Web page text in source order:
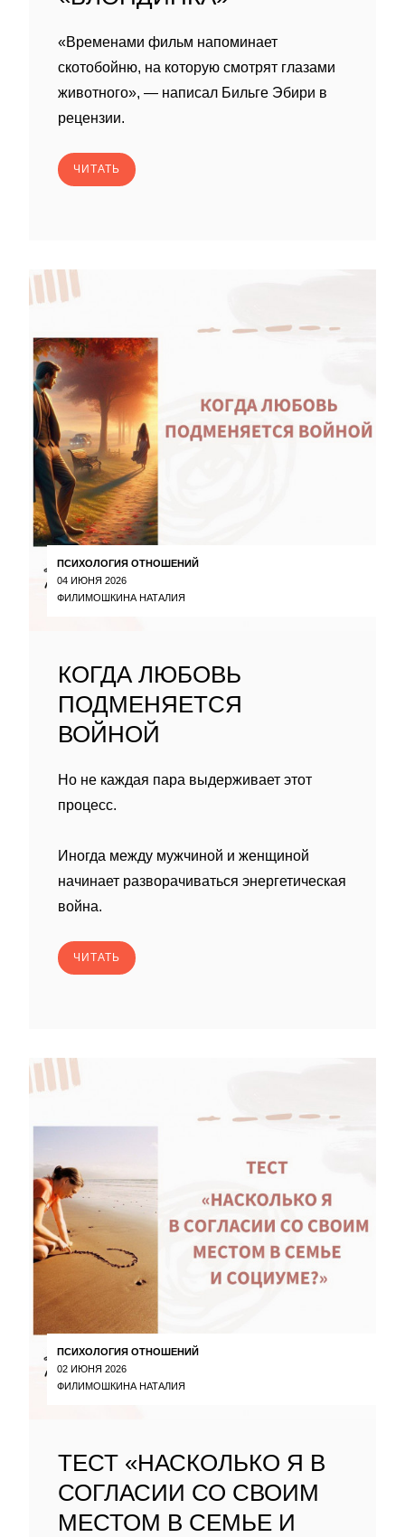
«Временами фильм напоминает
скотобойню, на которую смотрят глазами
животного», — написал Бильге Эбири в
рецензии.
ЧИТАТЬ
ПСИХОЛОГИЯ ОТНОШЕНИЙ
04 ИЮНЯ 2026
ФИЛИМОШКИНА НАТАЛИЯ
КОГДА ЛЮБОВЬ
ПОДМЕНЯЕТСЯ
ВОЙНОЙ
Но не каждая пара выдерживает этот
процесс.
Иногда между мужчиной и женщиной
начинает разворачиваться энергетическая
война.
ЧИТАТЬ
ПСИХОЛОГИЯ ОТНОШЕНИЙ
02 ИЮНЯ 2026
ФИЛИМОШКИНА НАТАЛИЯ
ТЕСТ «НАСКОЛЬКО Я В
СОГЛАСИИ СО СВОИМ
МЕСТОМ В СЕМЬЕ И